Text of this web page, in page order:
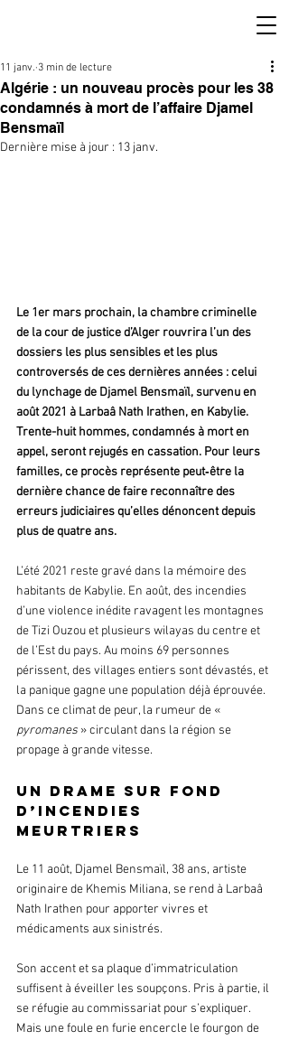
Algérie : un nouveau procès pour les 38
condamnés à mort de l’affaire Djamel
Bensmaïl
11 janv. 3 min de lecture
Dernière mise à jour : 13 janv.
Le 1er mars prochain, la chambre criminelle
de la cour de justice d’Alger rouvrira l’un des
dossiers les plus sensibles et les plus
controversés de ces dernières années : celui
du lynchage de Djamel Bensmaïl, survenu en
août 2021 à Larbaâ Nath Irathen, en Kabylie.
Trente-huit hommes, condamnés à mort en
appel, seront rejugés en cassation. Pour leurs
familles, ce procès représente peut‑être la
dernière chance de faire reconnaître des
erreurs judiciaires qu’elles dénoncent depuis
plus de quatre ans.
L’été 2021 reste gravé dans la mémoire des
habitants de Kabylie. En août, des incendies
d’une violence inédite ravagent les montagnes
de Tizi Ouzou et plusieurs wilayas du centre et
de l’Est du pays. Au moins 69 personnes
périssent, des villages entiers sont dévastés, et
la panique gagne une population déjà éprouvée.
Dans ce climat de peur, la rumeur de «
pyromanes » circulant dans la région se
propage à grande vitesse.
Un drame sur fond
d’incendies
meurtriers
Le 11 août, Djamel Bensmaïl, 38 ans, artiste
originaire de Khemis Miliana, se rend à Larbaâ
Nath Irathen pour apporter vivres et
médicaments aux sinistrés.
Son accent et sa plaque d’immatriculation
suffisent à éveiller les soupçons. Pris à partie, il
se réfugie au commissariat pour s’expliquer.
Mais une foule en furie encercle le fourgon de